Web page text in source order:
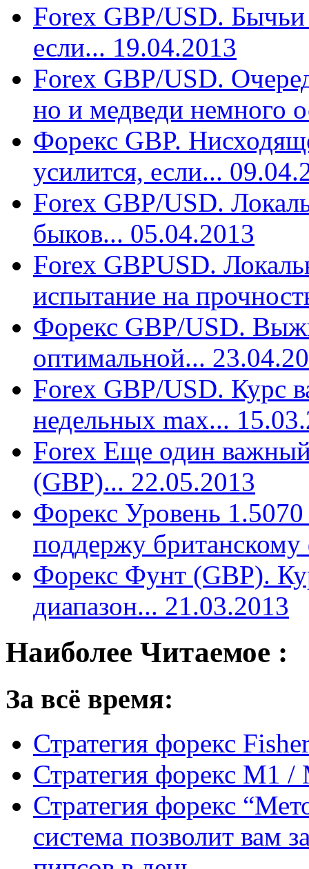
Forex GBP/USD. Бычьи
если... 19.04.2013
Forex GBP/USD.
но и медведи немного
Форекс GBP.
усилится, если...
Forex GBP/USD.
быков... 05.04.2013
Forex GBPUSD.
испытание на
Форекс GBP/USD.
оптимальной...
Forex GBP/USD. Курс
недельных max...
Forex Еще один важный
(GBP)... 22.05.2013
Форекс Уровень
поддержу
Форекс Фунт (GBP).
диапазон... 21.03.2013
Наиболее Читаемое :
За всё время:
Стратегия форекс
Стратегия форекс M1 /
Стратегия форекс
система позволит вам